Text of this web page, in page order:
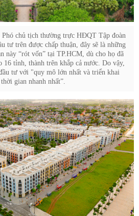
chủ tịch thường trực HĐQT Tập đoàn
tư trên được chấp thuận, đây sẽ là những
này “rót vốn” tại TP.HCM, dù cho họ đã
16 tỉnh, thành trên khắp cả nước. Do vậy,
tư với "quy mô lớn nhất và triển khai
gian nhanh nhất”.